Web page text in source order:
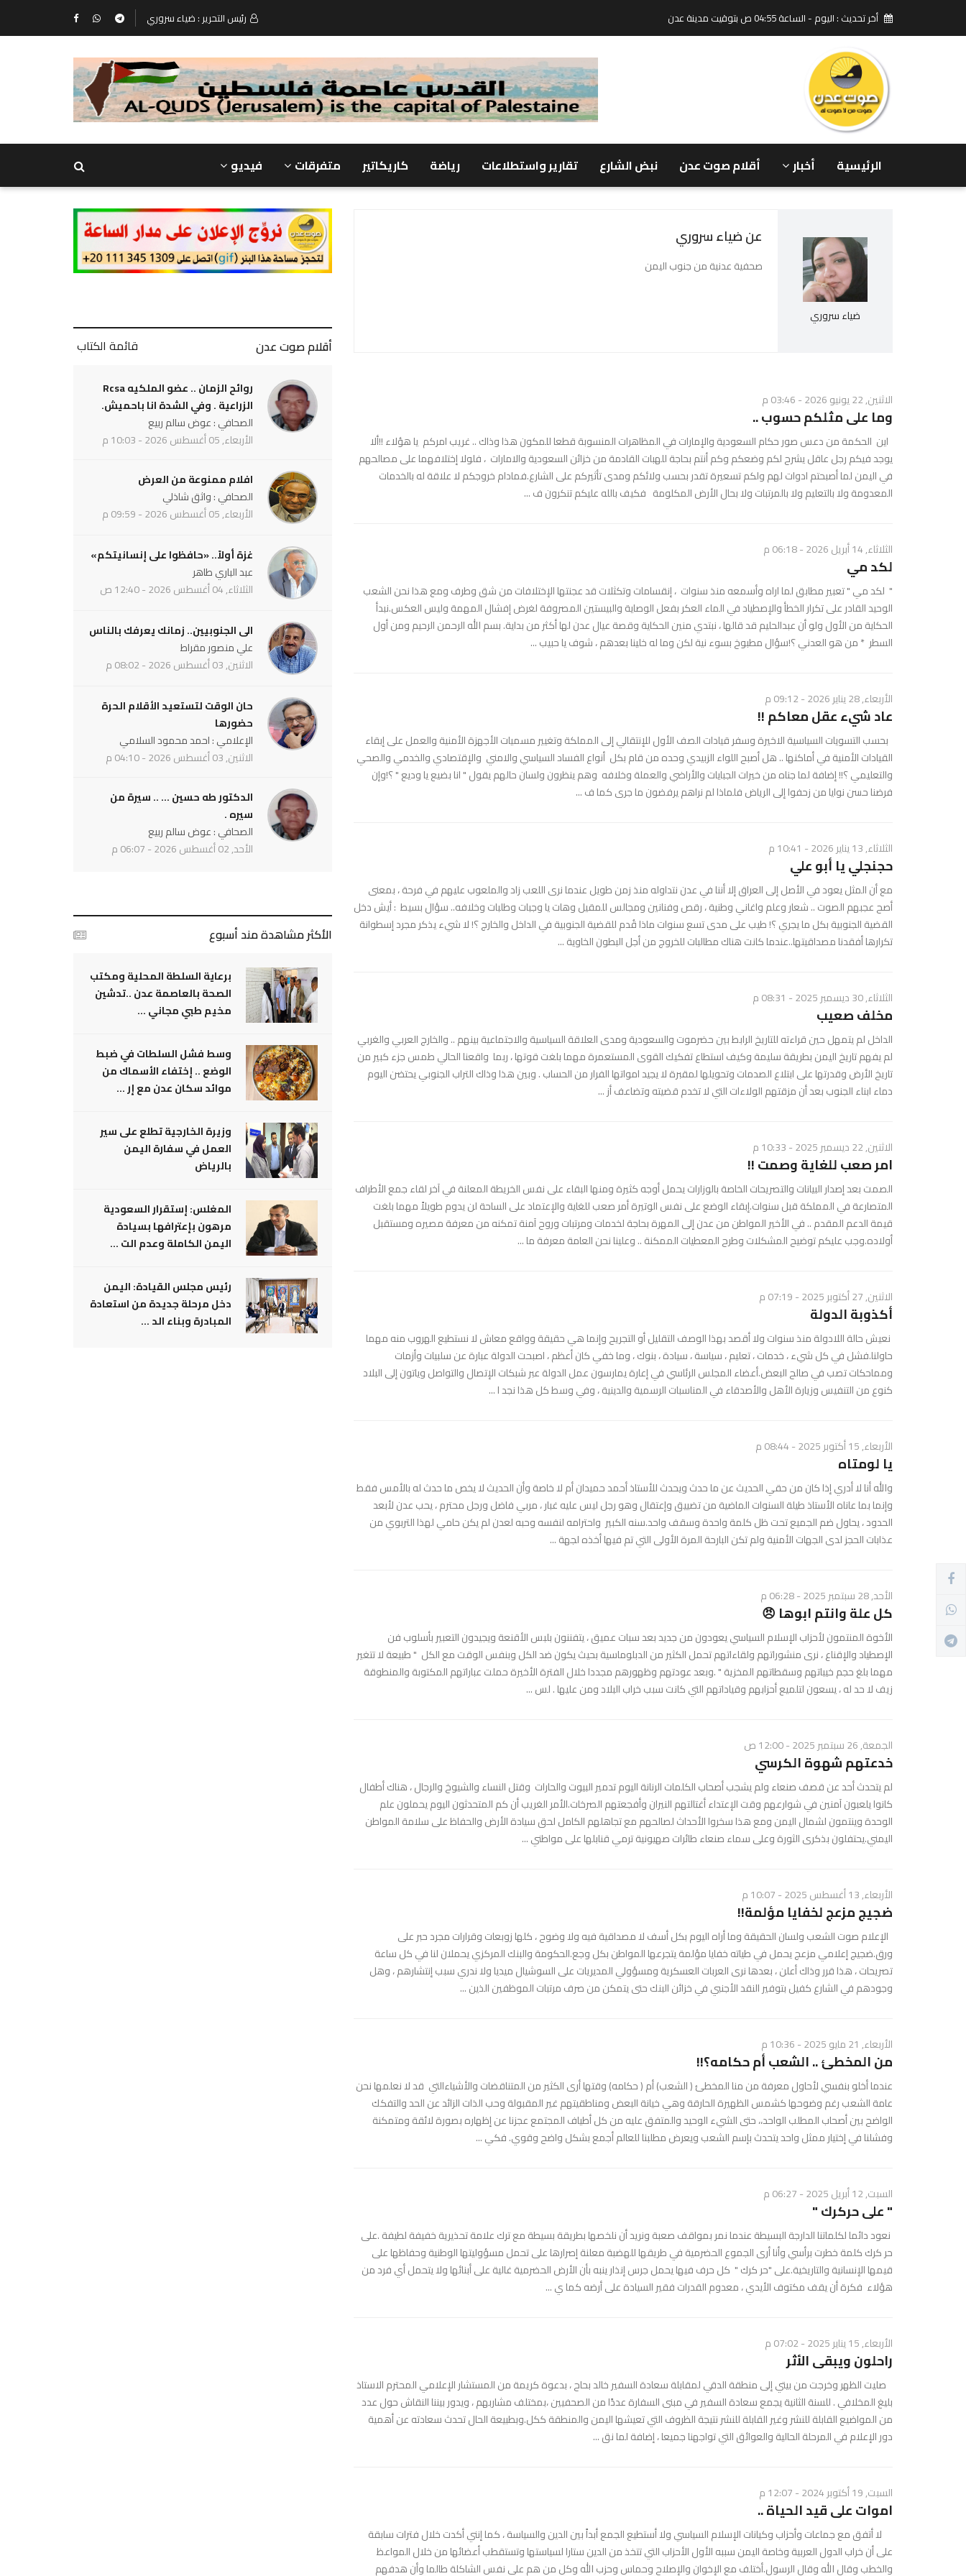
أخر تحديث : اليوم - الساعة 04:55 ص بتوقيت مدينة عدن رئيس التحرير : ضياء سروري
الرئيسية أخبار أقلام صوت عدن نبض الشارع تقارير واستطلاعات رياضة كاريكاتير متفرقات فيديو
ضياء سروري
عن ضياء سروري
صحفية عدنية من جنوب اليمن
الاثنين, 22 يونيو 2026 - 03:46 م
وما على مثلكم حسوب ..
اين الحكمة من دعس صور حكام السعودية والإمارات في المظاهرات المنسوبة قطعا للمكون هذا وذاك .. غريب امركم يا هؤلاء !!ألا
يوجد فيكم رجل عاقل يشرح لكم وضعكم وكم أنتم بحاجة للهبات القادمة من خزائن السعودية والامارات ، فلولا إختلافهما على مصالحهم
في اليمن لما أصبحتم ادوات لهم ولكم تسعيرة تقدر بحسب ولائكم ومدى تأثيركم على الشارع.فمادام خروجكم لا علاقة له بالخدمات
المعدومة ولا بالتعليم ولا بالمرتبات ولا بحال الأرض المكلومة فكيف بالله عليكم تنكرون ف ...
الثلاثاء, 14 أبريل 2026 - 06:18 م
لكد مي
​" لكد مي " تعبير مطابق لما اراه وأسمعه منذ سنوات ، إنقسامات وتكثلات قد عجنتها الإختلافات من شق وطرف ومع هذا نحن الشعب
الوحيد القادر على تكرار الخطأ والإصطياد في الماء العكر بفعل الوصاية والبيستين المصروفة لغرض إفشال المهمة وليس العكس.نبدأ
الحكاية من الأول ولو أن عبدالحليم قد قالها ، نبتدي منين الحكاية وقصة عيال عدن لها أكثر من بداية. بسم الله الرحمن الرحيم ومن أول
السطر * من هو العدني ؟!سؤال مطبوخ بسوء نية لكن وما له خلينا بعدهم ، شوف يا حبيب ...
الأربعاء, 28 يناير 2026 - 09:12 م
عاد شيء عقل معاكم !!
بحسب التسويات السياسية الاخيرة وسفر قيادات الصف الأول للإنتقالي إلى المملكة وتغيير مسميات الأجهزة الأمنية والعمل على إبقاء
القيادات الأمنية في أماكنها .. هل أصبح اللواء الزبيدي وحده من قام بكل أنواع الفساد السياسي والامني والإقتصادي والخدمي والصحي
والتعليمي ؟!! إضافة لما جناه من خيرات الجبايات والأراضي والعملة وخلافه وهم ينظرون ولسان حالهم يقول " انا بضيع يا وديع " ؟!وإن
فرضنا حسن نوايا من زحفوا إلى الرياض فلماذا لم نراهم يرفضون ما جرى كما ف ...
الثلاثاء, 13 يناير 2026 - 10:41 م
حجنجلي يا أبو علي
مع أن المثل يعود في الأصل إلى العراق إلا أننا في عدن نتداوله منذ زمن طويل عندما نرى اللعب زاد والملعوب عليهم في فرحة ، بمعنى
أصح عجبهم الصوت .. شعار وعلم واغاني وطنية ، رقص وفنانين ومجالس للمقيل وهات يا وجبات وطلبات وخلافه.. سؤال بسيط : أيش دخل
القضية الجنوبية بكل ما يجري ؟! طيب على مدى تسع سنوات ماذا قُدم للقضية الجنوبية في الداخل والخارج ؟! لا شيء يذكر مجرد إسطوانة
تكرارها أفقدنا مصداقيتها..عندما كانت هناك مطالبات للخروج من أجل البطون الخاوية ...
الثلاثاء, 30 ديسمبر 2025 - 08:31 م
مخلف صعيب
الداخل لم يتمهل حين قراءته للتاريخ الرابط بين حضرموت والسعودية ومدى العلاقة السياسية والاجتماعية بينهم .. والخارج العربي والغربي
لم يفهم تاريخ اليمن بطريقة سليمة وكيف استطاع تفكيك القوى المستعمرة مهما بلغت قوتها ، ربما واقعنا الحالي طمس جزء كبير من
تاريخ الأرض وقدرتها على ابتلاع الصدمات وتحويلها لمقبرة لا يجيد امواتها الفرار من الحساب . وبين هذا وذاك التراب الجنوبي يحتضن اليوم
دماء ابناء الجنوب بعد أن مزقتهم الولاءات التي لا تخدم قضيته وتضاعف أز ...
الاثنين, 22 ديسمبر 2025 - 10:33 م
امر صعب للغاية وصمت !!
الصمت بعد إصدار البيانات والتصريحات الخاصة بالوزارات يحمل أوجه كثيرة ومنها البقاء على نفس الخريطة المعلنة في آخر لقاء جمع الأطراف
المتصارعة في المملكة قبل سنوات.إبقاء الوضع على نفس الوتيرة أمر صعب للغاية والإعتماد على الساحة لن يدوم طويلاً مهما بلغت
قيمة الدعم المقدم .. في الأخير المواطن من عدن إلى المهرة بحاجة لخدمات ومرتبات وروح آمنة تمكنه من معرفة مصيره ومستقبل
أولاده.وجب عليكم توضيح المشكلات وطرح المعطيات الممكنة .. وعلينا نحن العامة معرفة ما ...
الاثنين, 27 أكتوبر 2025 - 07:19 م
أكذوبة الدولة
نعيش حالة اللادولة منذ سنوات ولا أقصد بهذا الوصف التقليل أو التجريح وإنما هي حقيقة وواقع معاش لا نستطيع الهروب منه مهما
حاولنا.فشل في كل شيء ، خدمات ، تعليم ، سياسة ، سيادة ، بنوك ، وما خفي كان أعظم ، اصبحت الدولة عبارة عن سلبيات وأزمات
ومماحكات تصب في صالح البعض.أعضاء المجلس الرئاسي في إعارة يمارسون عمل الدولة عبر شبكات الإتصال والتواصل وياتون إلى البلاد
كنوع من التنفيس وزيارة الأهل والأصدقاء في المناسبات الرسمية والدينية ، وفي وسط كل هذا نجد ا ...
الأربعاء, 15 أكتوبر 2025 - 08:44 م
يا لومتاه
والله أنا لا أدري إذا كان من حقي الحديث عن ما حدث ويحدث للأستاذ أحمد حميدان أم لا خاصة وأن الحديث لا يخص ما حدث له بالأمس فقط
وإنما بما عاناه الأستاذ طيلة السنوات الماضية من تضييق وإعتقال وهو رجل ليس عليه غبار ، مربي فاضل ورجل محترم ، يحب عدن لأبعد
الحدود ، يحاول ضم الجميع تحت ظل كلمة واحدة وسقف واحد.سنه الكبير واحترامه لنفسه وحبه لعدن لم يكن حامي لهذا التربوي من
عذابات الحجز لدى الجهات الأمنية ولم تكن البارحة المرة الأولى التي تم فيها أخذه لجهة ...
الأحد, 28 سبتمبر 2025 - 06:28 م
كل علة وانتم ابوها 😠
الأخوة المنتمون لأحزاب الإسلام السياسي يعودون من جديد بعد سبات عميق ، يتفننون بلبس الأقنعة ويجيدون التعبير بأسلوب فن
الإصطياد والإقناع ، نرى منشوراتهم ولقاءاتهم تحمل الكثير من الدبلوماسية بحيث يكون ضد الكل وبنفس الوقت مع الكل " طبيعة لا تتغير
مهما بلغ حجم خيباتهم وسقطاتهم المخزية " .وبعد عودتهم وظهورهم مجددا خلال الفترة الأخيرة حملت عباراتهم المكتوبة والمنطوقة
زيف لا حد له ، يسعون لتلميع أحزابهم وقياداتهم التي كانت سبب خراب البلاد ومن عليها . لس ...
الجمعة, 26 سبتمبر 2025 - 12:00 ص
خدعتهم شهوة الكرسي
​لم يتحدث أحد عن قصف صنعاء ولم يشجب أصحاب الكلمات الرنانة اليوم تدمير البيوت والحارات وقتل النساء والشيوخ والرجال ، هناك أطفال
كانوا يلعبون آمنين في شوارعهم وقت الإعتداء أغتالتهم النيران وأفجعتهم الصرخات.الأمر الغريب أن كم المتحدثون اليوم يحملون علم
الوحدة وينتمون لشمال اليمن ومع هذا سخروا الأحداث لصالحهم مع تجاهلهم الكامل لحق سيادة الأرض والحفاظ على سلامة المواطن
اليمني.يحتفلون بذكرى الثورة وعلى سماء صنعاء طائرات صهيونية ترمي قنابلها على مواطني ...
الأربعاء, 13 أغسطس 2025 - 10:07 م
ضجيج مزعج لخفايا مؤلمة!!
الإعلام صوت الشعب ولسان الحقيقة وما أراه اليوم بكل أسف لا مصداقية فيه ولا وضوح ، كلها زوبعات وقرارات مجرد حبر على
ورق.ضجيج إعلامي مزعج يحمل في طياته خفايا مؤلمة يتجرعها المواطن بكل وجع.الحكومة والبنك المركزي يحملان لنا في كل ساعة
تصريحات ، هذا قرر وذاك أعلن ، بعدها نرى العربات العسكرية ومسؤولي المديريات على السوشيال ميديا ولا ندري سبب إنتشارهم ، وهل
وجودهم في الشارع كفيل بتوفير النقد الأجنبي في خزائن البنك حتى يتمكن من صرف مرتبات الموظفين الذين ...
الأربعاء, 21 مايو 2025 - 10:36 م
من المخطئ .. الشعب أم حكامه؟!!
عندما أخلو بنفسي لأحاول معرفة من منا المخطئ ( الشعب) أم ( حكامه) وقتها أرى الكثير من المتناقضات والأشياءالتي قد لا نعلمها نحن
عامة الشعب رغم وضوحها كشمس الظهيرة الحارقة وهي خيانة البعض ومناطقيتهم غير المقبولة وحب الذات الزائد عن الحد والتفكك
الواضح بين أصحاب المطلب الواحد،، حتى الشيء الوحيد والمتفق عليه من كل أطياف المجتمع عجزنا عن إظهاره بصورة لائقة ومتمكنة
وفشلنا في إختيار ممثل واحد يتحدث بإسم الشعب ويعرض مطلبنا للعالم أجمع بشكل واضح وقوي. فكي ...
السبت, 12 أبريل 2025 - 06:27 م
" على حركرك "
نعود دائما لكلماتنا الدارجة البسيطة عندما نمر بمواقف صعبة ونريد أن نلخصها بطريقة بسيطة مع ترك علامة تحذيرية خفيفة لطيفة .على
حر كرك كلمة خطرت برأسي وأنا أرى الجموع الحضرمية في طريقها للهضبة معلنة إصرارها على تحمل مسؤوليتها الوطنية وحفاظها على
قيمها الإنسانية والتاريخية.على "حر كرك " كل حرف فيها يحمل جرس إنذار ينبه بأن الأرض الحضرمية غالية على أبنائها ولا يتحمل أي فرد من
هؤلاء فكرة أن يقف مكتوف الأيدي ، معدوم القدرات فقير السيادة على أرضه كما ي ...
الأربعاء, 15 يناير 2025 - 07:02 م
راحلون ويبقى الأثر
صليت الظهر وخرجت من بيتي إلى منطقة الدقي لمقابلة سعادة السفير خالد بحاح ، بدعوة كريمة من المستشار الإعلامي المحترم الاستاذ
بليغ المخلافي . للسنة الثانية يجمع سعادة السفير في مبنى السفارة عددًا من الصحفيين ،بمختلف مشاربهم ، ويدور بيننا النقاش حول عدد
من المواضيع القابلة للنشر وغير القابلة للنشر نتيجة الظروف التي تعيشها اليمن والمنطقة ككل.وبطبيعة الحال تحدث سعادته عن أهمية
دور الإعلام في المرحلة الحالية والعوائق التي تواجهنا جميعا ، إضافة لما نق ...
السبت, 19 أكتوبر 2024 - 12:07 م
اموات على قيد الحياة ..
لا أتفق مع جماعات وأحزاب وكيانات الإسلام السياسي ولا أستطيع الجمع أبداً بين الدين والسياسة ، كما إنني أكدت خلال فترات سابقة
على أن خراب الدول العربية وخاصة اليمن سببه الأول الأحزاب التي تتخذ من الدين ستارا لسياستها وتستقطب أعضائها من خلال المواعظ
والخطب وقال الله وقال الرسول.أختلف مع الإخوان والإصلاح وحماس وحزب الله وكل من هم على نفس الشاكلة طالما وأن هدفهم
أقلام صوت عدن قائمة الكتاب
روائح الزمان .. عضو الملكيه Rcsa
الزراعية . وفي الشدة انا باحميش.
الصحافي : عوض سالم ربيع
الأربعاء, 05 أغسطس 2026 - 10:03 م
افلام ممنوعة من العرض
الصحافي : واثق شاذلي
الأربعاء, 05 أغسطس 2026 - 09:59 م
غزة أولاً.. «حافظوا على إنسانيتكم»
عبد الباري طاهر
الثلاثاء, 04 أغسطس 2026 - 12:40 ص
الى الجنوبيين.. زمانك يعرفك بالناس
علي منصور مقراط
الاثنين, 03 أغسطس 2026 - 08:02 م
حان الوقت لتستعيد الأقلام الحرة
حضورها
الإعلامي : احمد محمود السلامي
الاثنين, 03 أغسطس 2026 - 04:10 م
الدكتور طه حسين ... .. سيرة من
سيره .
الصحافي : عوض سالم ربيع
الأحد, 02 أغسطس 2026 - 06:07 م
الأكثر مشاهدة مند أسبوع
برعاية السلطة المحلية ومكتب
الصحة بالعاصمة عدن ..تدشين
مخيم طبي مجاني ...
وسط فشل السلطات في ضبط
الوضع .. إختفاء الأسماك من
موائد سكان عدن مع إر ...
وزيرة الخارجية تطلع على سير
العمل في سفارة اليمن
بالرياض
المغلس: إستقرار السعودية
مرهون بإعترافها بسيادة
اليمن الكاملة وعدم الت ...
رئيس مجلس القيادة: اليمن
دخل مرحلة جديدة من استعادة
المبادرة وبناء الد ...